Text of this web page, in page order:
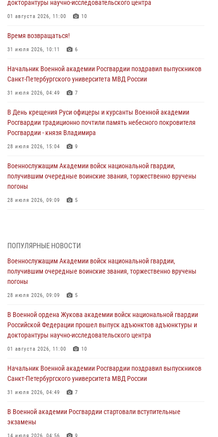
докторантуры научно-исследовательского центра
01 августа 2026, 11:00 10
Время возвращаться!
31 июля 2026, 10:11 6
Начальник Военной академии Росгвардии поздравил выпускников
Санкт-Петербургского университета МВД России
31 июля 2026, 04:49 7
В День крещения Руси офицеры и курсанты Военной академии
Росгвардии традиционно почтили память небесного покровителя
Росгвардии - князя Владимира
28 июля 2026, 15:04 9
Военнослужащим Академии войск национальной гвардии,
получившим очередные воинские звания, торжественно вручены
погоны
28 июля 2026, 09:09 5
27 июля 2026, 14:49 7
Военная академия информирует!
23 июля 2026, 04:51
Курсант Военной академии войск национальной гвардии принял
22 июля 2026, 09:41
Мастер‑класс по стрельбе: точность, тактика, профессионализм
20 июля 2026, 11:17 8
108 лет со дня образования подразделений связи войск
ПОПУЛЯРНЫЕ НОВОСТИ
Военнослужащим Академии войск национальной гвардии,
получившим очередные воинские звания, торжественно вручены
погоны
28 июля 2026, 09:09 5
В Военной ордена Жукова академии войск национальной гвардии
Российской Федерации прошел выпуск адъюнктов адъюнктуры и
докторантуры научно-исследовательского центра
01 августа 2026, 11:00 10
Начальник Военной академии Росгвардии поздравил выпускников
Санкт-Петербургского университета МВД России
31 июля 2026, 04:49 7
В Военной академии Росгвардии стартовали вступительные
экзамены
14 июля 2026, 04:56 9